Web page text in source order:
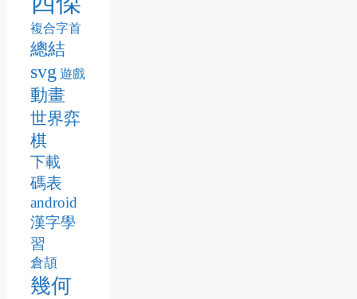
複合字首
總結
svg 遊戲
動畫
世界弈
棋
下載
碼表
android
漢字學
習
倉頡
幾何